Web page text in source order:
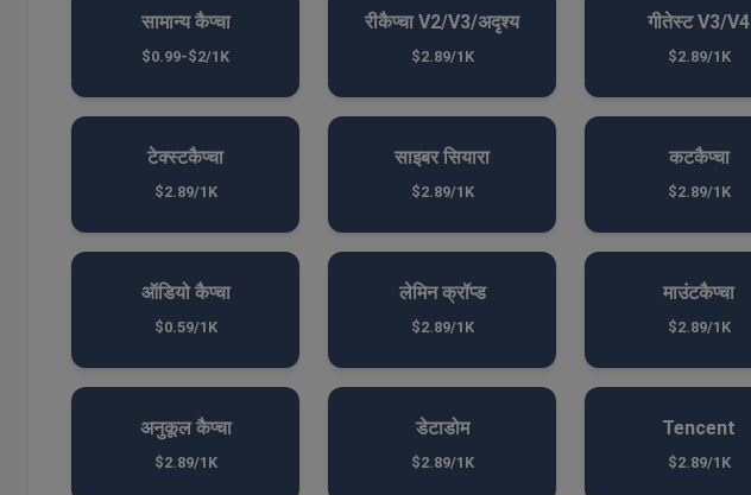
सामान्य कैप्चा
$0.99-$2/1K
रीकैप्चा V2/V3/अदृश्य
$2.89/1K
गीतेस्ट V3/V4
$2.89/1K
टेक्स्टकैप्चा
$2.89/1K
साइबर सियारा
$2.89/1K
कटकैप्चा
$2.89/1K
ऑडियो कैप्चा
$0.59/1K
लेमिन क्रॉप्ड
$2.89/1K
माउंटकैप्चा
$2.89/1K
अनुकूल कैप्चा
$2.89/1K
डेटाडोम
$2.89/1K
Tencent
$2.89/1K